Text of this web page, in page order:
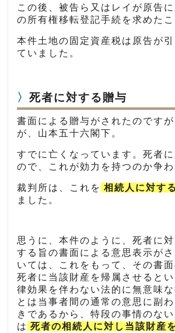
この後、被告ら又はレイが原告
の所有権移転登記手続を求めたこ
本件土地の固定資産税は原告が
ていました。
死者に対する贈与
書面による贈与がされたのです
が、山本五十六閣下。
すでに亡くなっています。死者
ので、これが効力を持つのか争わ
裁判所は、これを 相続人に対す
ました。
思うに、本件のように、死者に
する旨の書面による意思表示が
いては、これをもって、その書
死者に当該財産を帰属させると
律効果を伴わない法的に無意味
とは当事者間の通常の意思に副
きであるから、特段の事情のな
は 死者の相続人に対し当該財産